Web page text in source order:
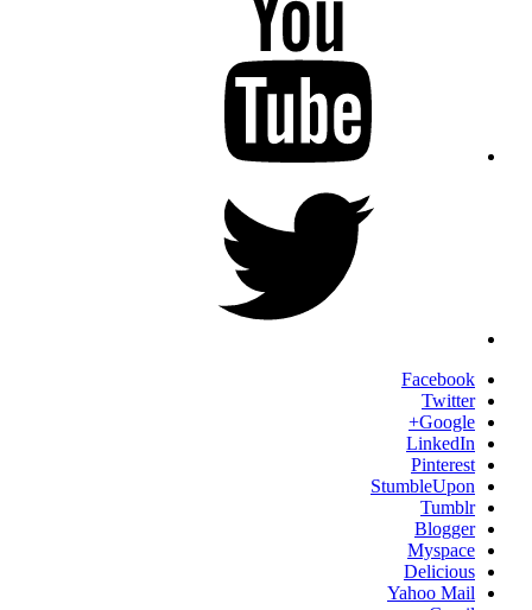
Facebook
Twitter
Google+
LinkedIn
Pinterest
StumbleUpon
Tumblr
Blogger
Myspace
Delicious
Yahoo Mail